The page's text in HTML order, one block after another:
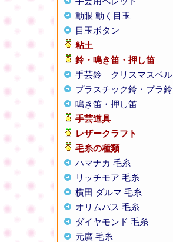
動眼 動く目玉
目玉ボタン
粘土
鈴・鳴き笛・押し笛
手芸鈴
クリスマスベル
プラスチック鈴・プラ鈴
鳴き笛・押し笛
手芸道具
レザークラフト
毛糸の種類
ハマナカ 毛糸
リッチモア 毛糸
横田 ダルマ 毛糸
オリムパス 毛糸
ダイヤモンド 毛糸
元廣 毛糸